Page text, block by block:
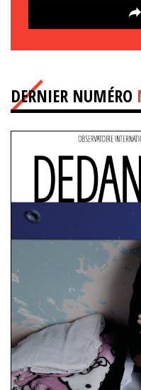
DERNIER NUMÉRO